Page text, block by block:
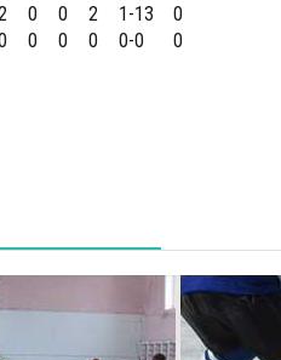
0 0 2 1-13
0
0 0 0 0-0 0